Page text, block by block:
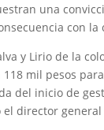
una
con la
y Lirio de la
mil pesos
del inicio de
director general